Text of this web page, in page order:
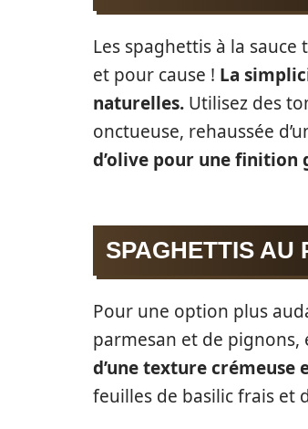
Les spaghettis à la
et pour cause ! La
naturelles. Utilisez des
onctueuse, rehaussée
d’olive pour une finition
SPAGHETTIS AU
Pour une option plus
parmesan et de pignons,
d’une texture crémeuse
feuilles de basilic frais et